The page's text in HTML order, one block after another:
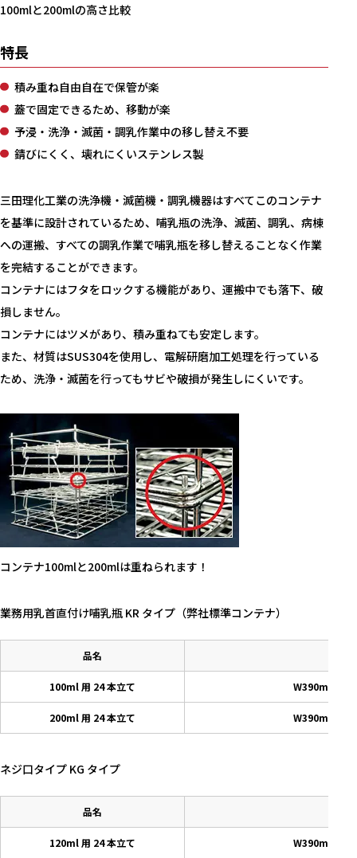
100mlと200mlの高さ比較
特長
積み重ね自由自在で保管が楽
蓋で固定できるため、移動が楽
予浸・洗浄・滅菌・調乳作業中の移し替え不要
錆びにくく、壊れにくいステンレス製
三田理化工業の洗浄機・滅菌機・調乳機器はすべてこのコンテナ
を基準に設計されているため、哺乳瓶の洗浄、滅菌、調乳、病棟
への運搬、すべての調乳作業で哺乳瓶を移し替えることなく作業
を完結することができます。
コンテナにはフタをロックする機能があり、運搬中でも落下、破
損しません。
コンテナにはツメがあり、積み重ねても安定します。
また、材質はSUS304を使用し、電解研磨加工処理を行っている
ため、洗浄・滅菌を行ってもサビや破損が発生しにくいです。
コンテナ100mlと200mlは重ねられます！
業務用乳首直付け哺乳瓶 KR タイプ（弊社標準コンテナ）
品名
100ml 用 24 本立て
200ml 用 24 本立て
ネジ口タイプ KG タイプ
品名
120ml 用 24 本立て